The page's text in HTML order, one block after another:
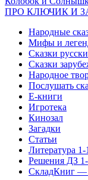
ПРО КЛЮЧИК И
Народные
Мифы и
Сказки
Сказки
Народное
Послушать
Е-книги
Игротека
Кинозал
Загадки
Статьи
Литература 1-
Решения ДЗ
СкладКниг —